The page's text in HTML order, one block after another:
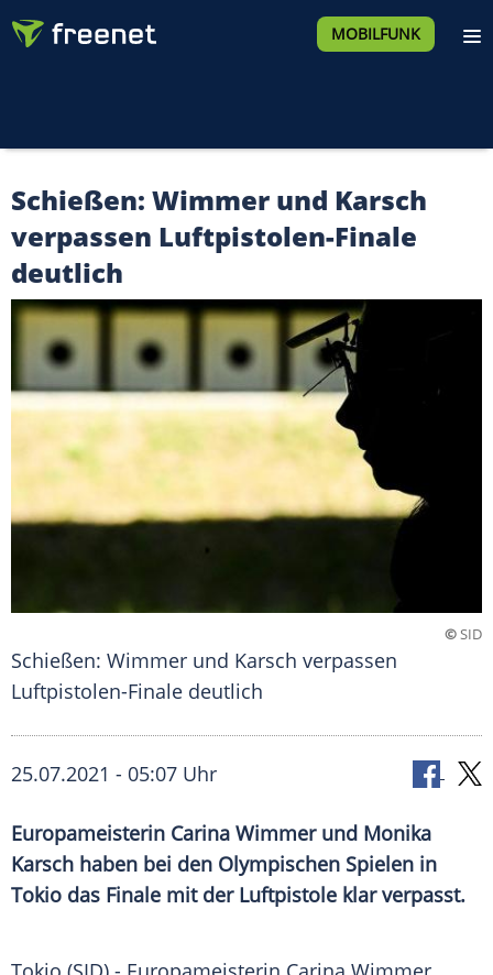
MOBILFUNK
Schießen: Wimmer und Karsch
verpassen Luftpistolen-Finale
deutlich
©SID
Schießen: Wimmer und Karsch verpassen
Luftpistolen-Finale deutlich
25.07.2021 - 05:07 Uhr
Europameisterin Carina Wimmer und Monika
Karsch haben bei den Olympischen Spielen in
Tokio das Finale mit der Luftpistole klar verpasst.